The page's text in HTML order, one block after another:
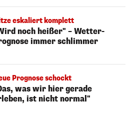
eskaliert komplett
noch heißer" – Wetter-
immer schlimmer
Prognose schockt
was wir hier gerade
ist nicht normal"